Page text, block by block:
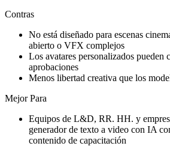
Contras
No está diseñado para escenas
abierto o VFX complejos
Los avatares personalizados pueden
aprobaciones
Menos libertad creativa que los
Mejor Para
Equipos de L&D, RR. HH. y
generador de texto a video con IA
contenido de capacitación